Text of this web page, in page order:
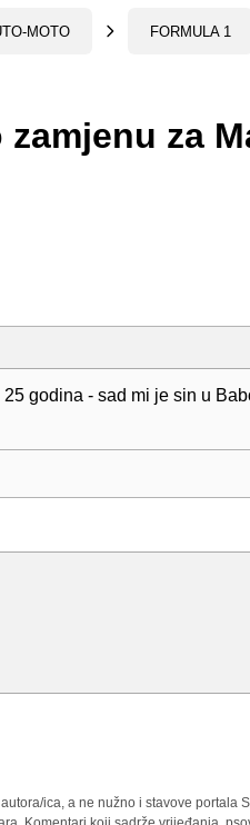
MOTO FORMULA 1
za
godina - sad mi je sin u
ica, a ne nužno i stavove portala